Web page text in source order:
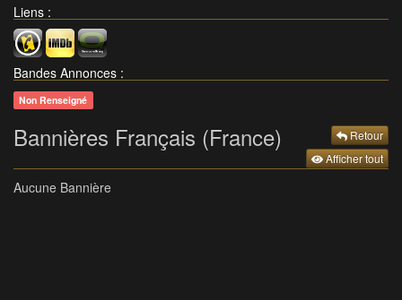
Liens :
Bandes Annonces :
Non Renseigné
Bannières Français (France)
Retour
Afficher tout
Aucune Bannière